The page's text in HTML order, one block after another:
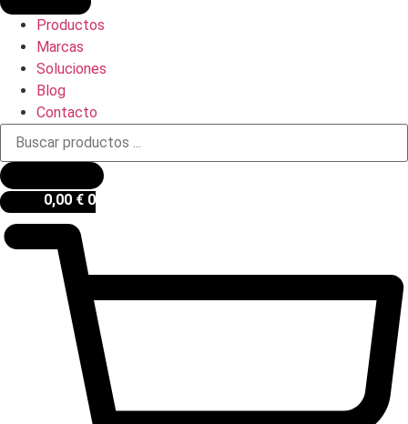
Productos
Marcas
Soluciones
Blog
Contacto
Búsqueda
productos
0,00 € 0